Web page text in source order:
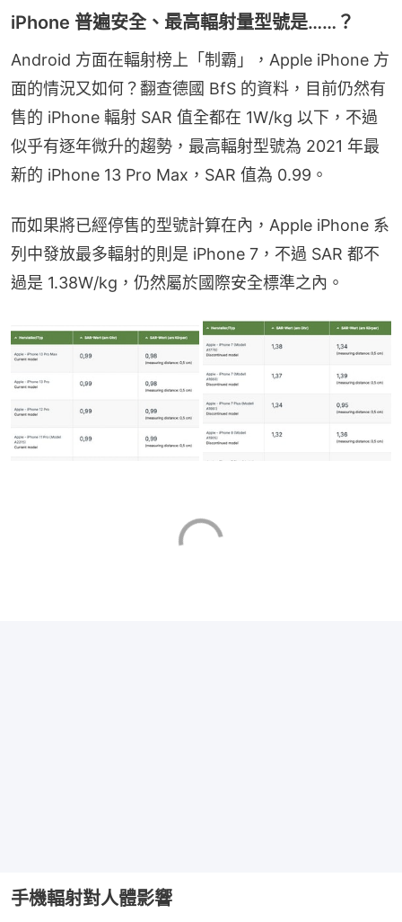
iPhone 普遍安全、最高輻射量型號是……？
Android 方面在輻射榜上「制霸」，Apple iPhone 方
面的情況又如何？翻查德國 BfS 的資料，目前仍然有
售的 iPhone 輻射 SAR 值全都在 1W/kg 以下，不過
似乎有逐年微升的趨勢，最高輻射型號為 2021 年最
新的 iPhone 13 Pro Max，SAR 值為 0.99。
而如果將已經停售的型號計算在內，Apple iPhone 系
列中發放最多輻射的則是 iPhone 7，不過 SAR 都不
過是 1.38W/kg，仍然屬於國際安全標準之內。
手機輻射對人體影響